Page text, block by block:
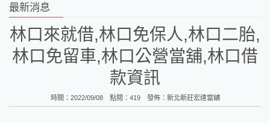
最新消息
林口來就借,林口免保人,林口二胎,
林口免留車,林口公營當舖,林口借
款資訊
時間：2022/09/08 點閱：419 發佈： 新北新莊宏達當舖